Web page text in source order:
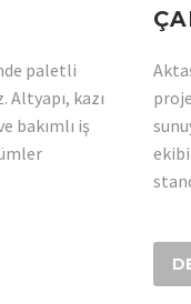
paletli
kazı
bakımlı iş